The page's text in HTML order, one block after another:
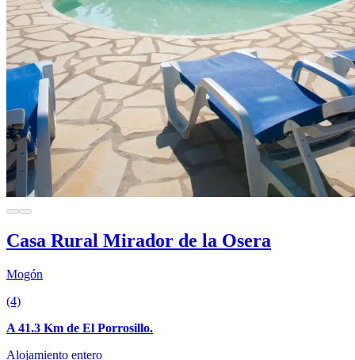
Casa Rural Mirador de la Osera
Mogón
(4)
A 41.3 Km de El Porrosillo.
Alojamiento entero